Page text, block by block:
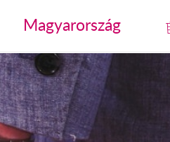
Magyarország